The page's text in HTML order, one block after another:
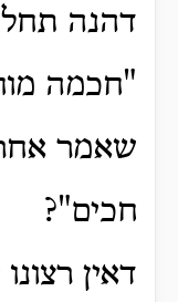
דהנה
"חכמה
שאמר
חכים"?
דאין